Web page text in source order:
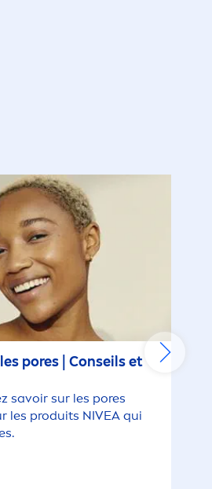
pores | Conseils et
savoir sur les pores
les produits NIVEAqui